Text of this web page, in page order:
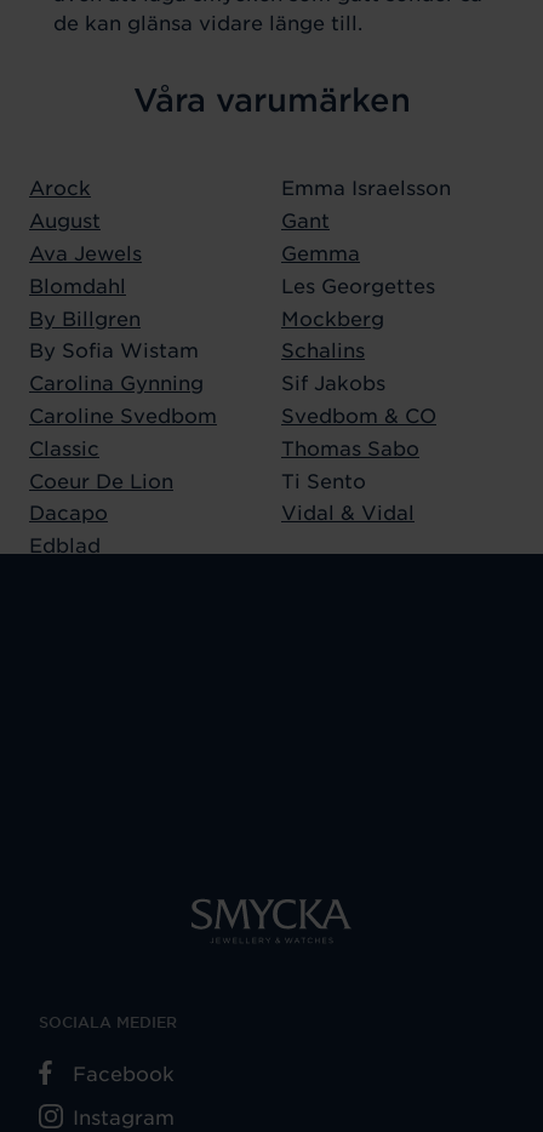
de kan glänsa vidare länge till.
Våra varumärken
Arock
August
Ava Jewels
Blomdahl
By Billgren
By Sofia Wistam
Carolina Gynning
Caroline Svedbom
Classic
Coeur De Lion
Dacapo
Edblad
Emma Israelsson
Gant
Gemma
Les Georgettes
Mockberg
Schalins
Sif Jakobs
Svedbom & CO
Thomas Sabo
Ti Sento
Vidal & Vidal
SOCIALA MEDIER
Facebook
Instagram